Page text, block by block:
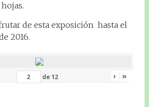
de esta exposición hasta el
2016.
de 12 › »